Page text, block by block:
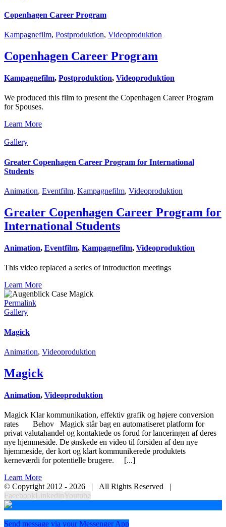
Copenhagen Career Program
Kampagnefilm, Postproduktion, Videoproduktion
Copenhagen Career Program
Kampagnefilm, Postproduktion, Videoproduktion
We produced this film to present the Copenhagen Career Program
for Spouses.
Learn More
Gallery
Greater Copenhagen Career Program for International
Students
Animation, Eventfilm, Kampagnefilm, Videoproduktion
Greater Copenhagen Career Program for
International Students
Animation, Eventfilm, Kampagnefilm, Videoproduktion
This video replaced a series of introduction meetings
Learn More
Permalink
Gallery
Magick
Animation, Videoproduktion
Magick
Animation, Videoproduktion
Magick Klar kommunikation, effektiv grafik og højere conversion
rates Behov Magick står bag en automatiseret platform for
privat valutahandel og kontaktede os forud for lanceringen af deres
nye hjemmeside. De ønskede en video til forsiden af den nye
hjemmeside, der kort og klart kommunikerede produktets
kerneværdi for potentielle brugere. [...]
Learn More
© Copyright 2012 - 2026 | All Rights Reserved |
Facebook LinkedinYoutube
Send message via your Messenger App